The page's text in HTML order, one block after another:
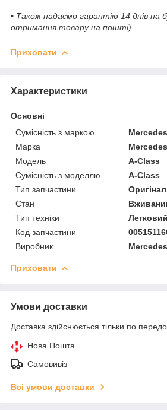
• Також надаємо гарантію 14 днів на
отримання товару на пошті).
Приховати
Характеристики
Основні
Сумісність з маркою
Марка
Модель
A-Class
Сумісність з моделлю
A-Class
Тип запчастини
Оригінал
Стан
Тип техніки
Код запчастини
Виробник
Приховати
Умови доставки
Доставка здійснюється тільки по
Нова Пошта
Самовивіз
Всі умови доставки